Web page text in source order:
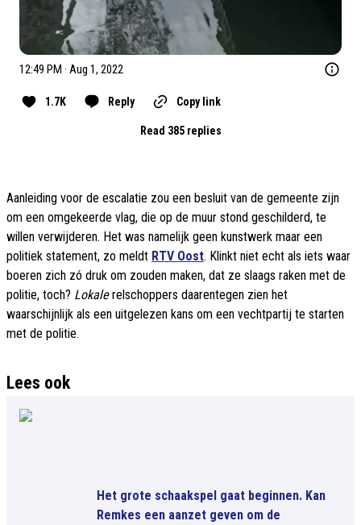
12:49 PM · Aug 1, 2022
1.7K Reply Copy link
Read 385 replies
Aanleiding voor de escalatie zou een besluit van de gemeente zijn
om een omgekeerde vlag, die op de muur stond geschilderd, te
willen verwijderen. Het was namelijk geen kunstwerk maar een
politiek statement, zo meldt RTV Oost. Klinkt niet echt als iets waar
boeren zich zó druk om zouden maken, dat ze slaags raken met de
politie, toch? Lokalerelschoppers daarentegen zien het
waarschijnlijk als een uitgelezen kans om een vechtpartij te starten
met de politie.
Lees ook
Het grote schaakspel gaat beginnen. Kan
Remkes een aanzet geven om de